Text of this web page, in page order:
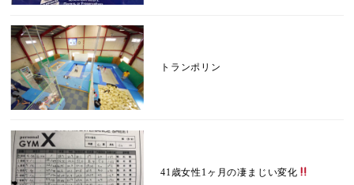
トランポリン
41歳女性1ヶ月の凄まじい変化